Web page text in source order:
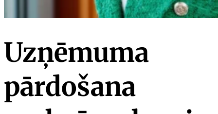
Uzņēmuma
pārdošana